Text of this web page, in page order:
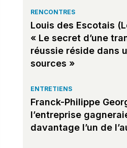
RENCONTRES
Louis des Escotais
« Le secret d’une
réussie réside dans
sources »
ENTRETIENS
Franck-Philippe
l’entreprise
davantage l’un de